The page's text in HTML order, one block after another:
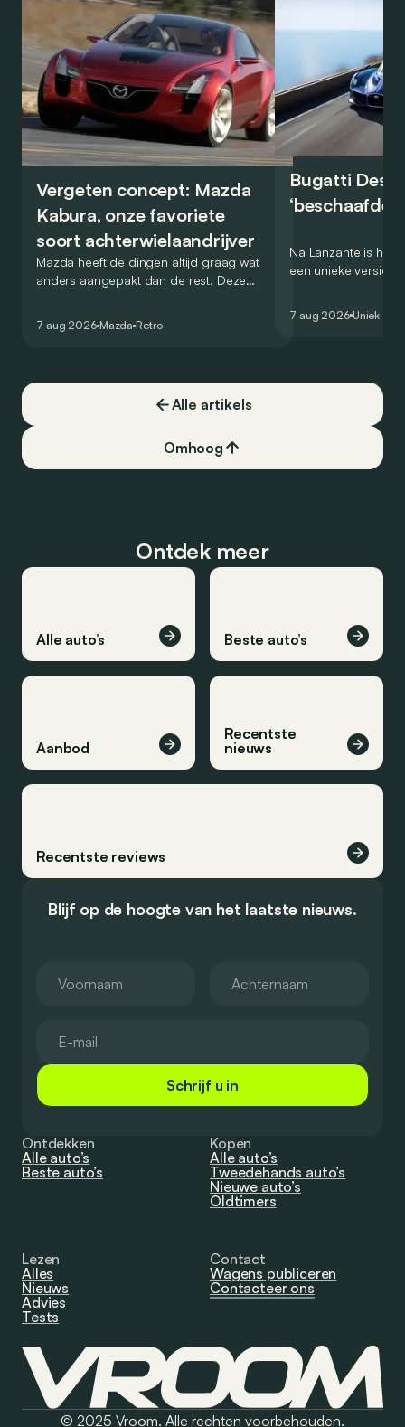
Vergeten concept: Mazda
Kabura, onze favoriete
soort achterwielaandrijver
Mazda heeft de dingen altijd graag wat
anders aangepakt dan de rest. Deze
7 aug 2026 Mazda Retro
Bugatti
‘beschaafde’
Na Lanzante is het
een unieke versie
7 aug 2026 Uniek
Alle artikels
Omhoog
Ontdek meer
Alle auto’s Beste auto’s
Aanbod
Recentste
nieuws
Recentste reviews
Blijf op de hoogte van het laatste nieuws.
Schrijf u in
Ontdekken
Alle auto’s
Beste auto’s
Kopen
Alle auto’s
Tweedehands auto’s
Nieuwe auto’s
Oldtimers
Lezen
Alles
Nieuws
Advies
Tests
Contact
Wagens publiceren
Contacteer ons
© 2025 Vroom. Alle rechten voorbehouden.